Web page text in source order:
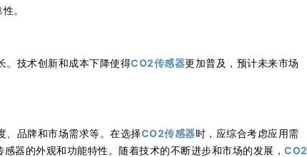
。
。技术创新和成本下降使得CO2传感器更加普及，预计未来市场
、品牌和市场需求等。在选择CO2传感器时，应综合考虑应用需
器的外观和功能特性。随着技术的不断进步和市场的发展，CO2